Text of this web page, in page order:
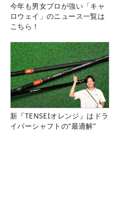
今年も男女プロが強い「キャ
ロウェイ」のニュース一覧は
こちら！
新『TENSEIオレンジ』はドラ
イバーシャフトの“最適解”